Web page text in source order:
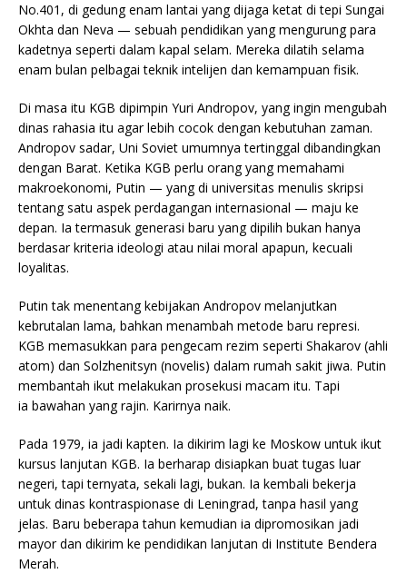
No.401, di gedung enam lantai yang dijaga ketat di tepi Sungai
Okhta dan Neva — sebuah pendidikan yang mengurung para
kadetnya seperti dalam kapal selam. Mereka dilatih selama
enam bulan pelbagai teknik intelijen dan kemampuan fisik.
Di masa itu KGB dipimpin Yuri Andropov, yang ingin mengubah
dinas rahasia itu agar lebih cocok dengan kebutuhan zaman.
Andropov sadar, Uni Soviet umumnya tertinggal dibandingkan
dengan Barat. Ketika KGB perlu orang yang memahami
makroekonomi, Putin — yang di universitas menulis skripsi
tentang satu aspek perdagangan internasional — maju ke
depan. Ia termasuk generasi baru yang dipilih bukan hanya
berdasar kriteria ideologi atau nilai moral apapun, kecuali
loyalitas.
Putin tak menentang kebijakan Andropov melanjutkan
kebrutalan lama, bahkan menambah metode baru represi.
KGB memasukkan para pengecam rezim seperti Shakarov (ahli
atom) dan Solzhenitsyn (novelis) dalam rumah sakit jiwa. Putin
membantah ikut melakukan prosekusi macam itu. Tapi
ia bawahan yang rajin. Karirnya naik.
Pada 1979, ia jadi kapten. Ia dikirim lagi ke Moskow untuk ikut
kursus lanjutan KGB. Ia berharap disiapkan buat tugas luar
negeri, tapi ternyata, sekali lagi, bukan. Ia kembali bekerja
untuk dinas kontraspionase di Leningrad, tanpa hasil yang
jelas. Baru beberapa tahun kemudian ia dipromosikan jadi
mayor dan dikirim ke pendidikan lanjutan di Institute Bendera
Merah.